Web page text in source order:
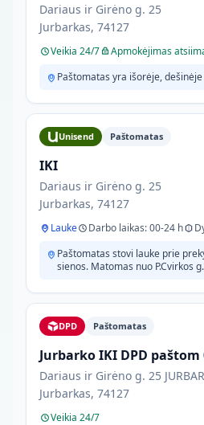
Dariaus ir Girėno g. 25
Jurbarkas, 74127
Veikia 24/7 Apmokėjimas
Paštomatas yra išorėje,
Unisend Paštomatas
IKI
Dariaus ir Girėno g. 25
Jurbarkas, 74127
Lauke Darbo laikas: 00-24 h
Paštomatas stovi lauke prie
sienos. Matomas nuo P.Cvirkos
DPD Paštomatas
Jurbarko IKI DPD paštom
Dariaus ir Girėno g. 25
Jurbarkas, 74127
Veikia 24/7